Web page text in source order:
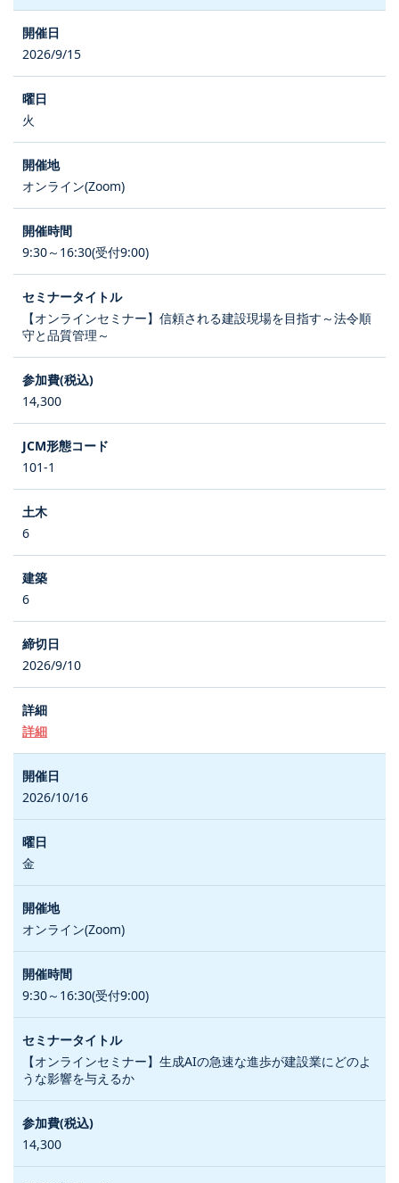
2026/9/15
火
オンライン(Zoom)
9:30～16:30(受付9:00)
【オンラインセミナー】信頼される建設現場を目指す～法令順
守と品質管理～
14,300
101-1
6
6
2026/9/10
詳細
2026/10/16
金
オンライン(Zoom)
9:30～16:30(受付9:00)
【オンラインセミナー】生成AIの急速な進歩が建設業にどのよ
うな影響を与えるか
14,300